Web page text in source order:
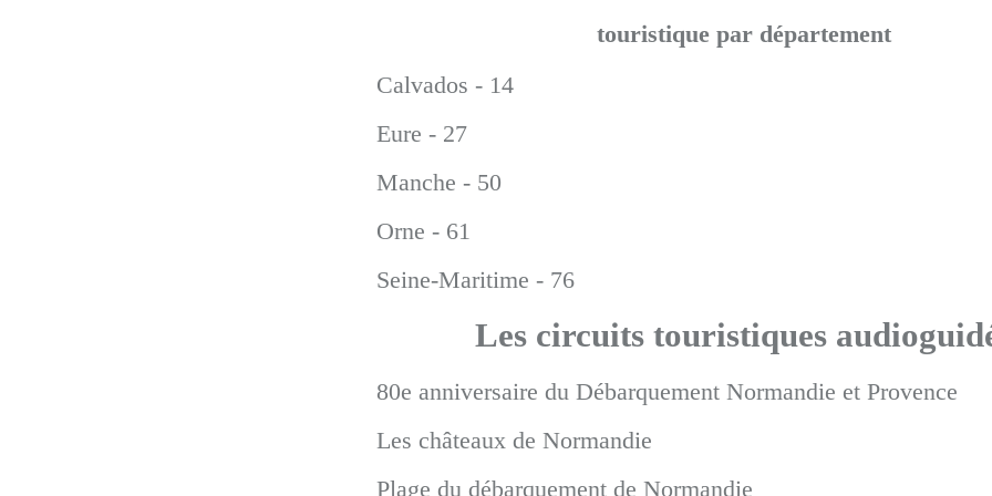
touristique par département
Calvados - 14
Eure - 27
Manche - 50
Orne - 61
Seine-Maritime - 76
Les circuits touristiques
80e anniversaire du Débarquement Normandie et Provence
Les châteaux de Normandie
Plage du débarquement de Normandie